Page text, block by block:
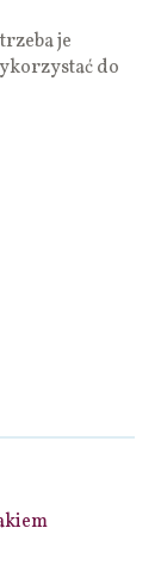
je
do